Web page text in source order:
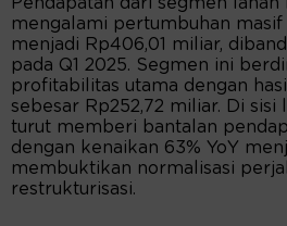
mengalami pertumbuhan masif
menjadi Rp406,01 miliar,
pada Q1 2025. Segmen ini
profitabilitas utama dengan
sebesar Rp252,72 miliar. Di
turut memberi bantalan
dengan kenaikan 63% YoY
membuktikan normalisasi
restrukturisasi.